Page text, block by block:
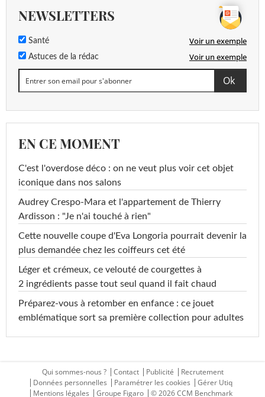
NEWSLETTERS
Santé Voir un exemple
Astuces de la rédac Voir un exemple
EN CE MOMENT
C'est l'overdose déco : on ne veut plus voir cet objet
iconique dans nos salons
Audrey Crespo-Mara et l'appartement de Thierry
Ardisson : "Je n'ai touché à rien"
Cette nouvelle coupe d'Eva Longoria pourrait devenir la
plus demandée chez les coiffeurs cet été
Léger et crémeux, ce velouté de courgettes à
2 ingrédients passe tout seul quand il fait chaud
Préparez-vous à retomber en enfance : ce jouet
emblématique sort sa première collection pour adultes
Qui sommes-nous ? Contact Publicité
Recrutement
Données personnelles
Paramétrer les cookies
Gérer Utiq
Mentions légales
Groupe Figaro © 2026 CCM Benchmark